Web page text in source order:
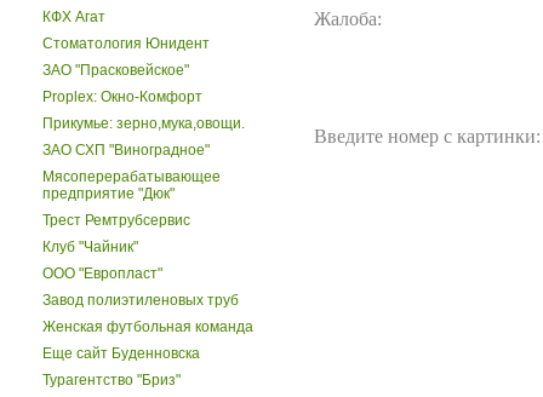
КФХ Агат
Стоматология Юнидент
ЗАО "Прасковейское"
Proplex: Окно-Комфорт
Прикумье: зерно,мука,овощи.
ЗАО СХП "Виноградное"
Мясоперерабатывающее
предприятие "Дюк"
Трест Ремтрубсервис
Клуб "Чайник"
ООО "Европласт"
Завод полиэтиленовых труб
Женская футбольная команда
Еще сайт Буденновска
Турагентство "Бриз"
Жалоба:
Введите номер с картинки: